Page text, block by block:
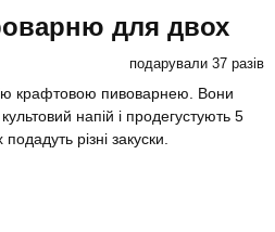
для двох
подарували 37 разів
крафтовою пивоварнею. Вони
напій і продегустують 5
різні закуски.